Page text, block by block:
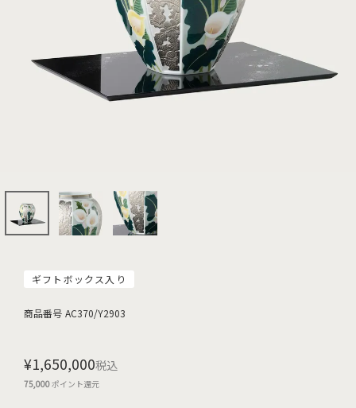
ギフトボックス入り
商品番号 AC370/Y2903
¥1,650,000税込
75,000ポイント還元